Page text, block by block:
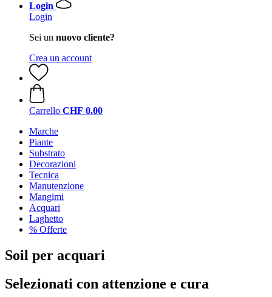
Login
Login
Sei un nuovo cliente?
Crea un account
Carrello CHF 0.00
Marche
Piante
Substrato
Decorazioni
Tecnica
Manutenzione
Mangimi
Acquari
Laghetto
% Offerte
Soil per acquari
Selezionati con attenzione e cura